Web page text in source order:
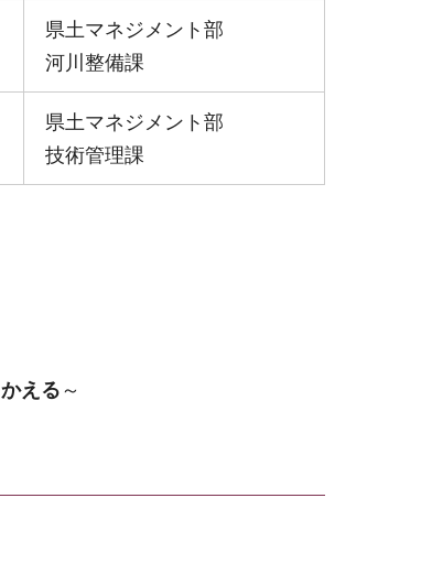
県土マネジメント部
河川整備課
県土マネジメント部
技術管理課
かえる ～